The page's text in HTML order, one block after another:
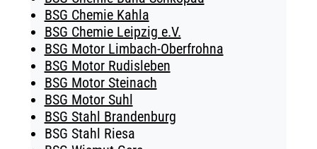
BSG Chemie Kahla
BSG Chemie Leipzig e.V.
BSG Motor Limbach-Oberfrohna
BSG Motor Rudisleben
BSG Motor Steinach
BSG Motor Suhl
BSG Stahl Brandenburg
BSG Stahl Riesa